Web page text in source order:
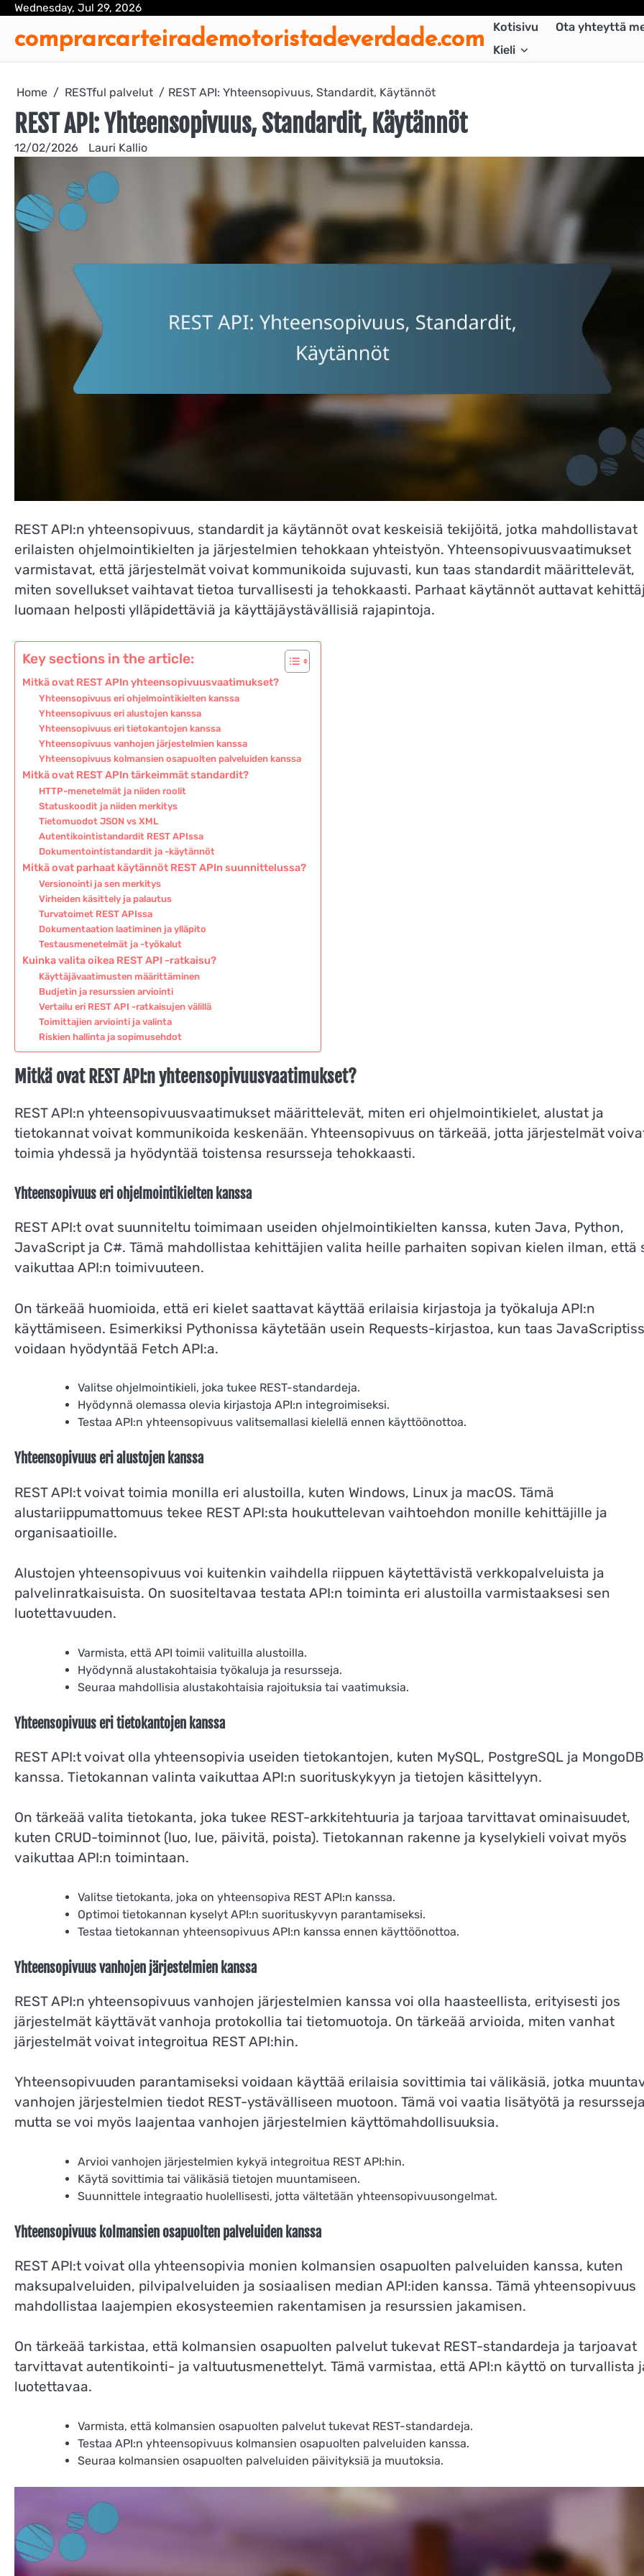
Skip
content
Wednesday, Jul 29, 2026
comprarcarteirademotoristadeverdade.com Kotisivu
Ota yhteyttä
Kieli
Home RESTful palvelut REST API: Yhteensopivuus, Standardit, Käytännöt
REST API: Yhteensopivuus, Standardit, Käytännöt
12/02/2026 Lauri Kallio
REST API:n yhteensopivuus, standardit ja käytännöt ovat keskeisiä tekijöitä, jotka mahdollistavat
erilaisten ohjelmointikielten ja järjestelmien tehokkaan yhteistyön. Yhteensopivuusvaatimukset
varmistavat, että järjestelmät voivat kommunikoida sujuvasti, kun taas standardit määrittelevät,
miten sovellukset vaihtavat tietoa turvallisesti ja tehokkaasti. Parhaat käytännöt auttavat
luomaan helposti ylläpidettäviä ja käyttäjäystävällisiä rajapintoja.
Key sections in the article:
Mitkä ovat REST APIn yhteensopivuusvaatimukset?
Yhteensopivuus eri ohjelmointikielten kanssa
Yhteensopivuus eri alustojen kanssa
Yhteensopivuus eri tietokantojen kanssa
Yhteensopivuus vanhojen järjestelmien kanssa
Yhteensopivuus kolmansien osapuolten palveluiden kanssa
Mitkä ovat REST APIn tärkeimmät standardit?
HTTP-menetelmät ja niiden roolit
Statuskoodit ja niiden merkitys
Tietomuodot JSON vs XML
Autentikointistandardit REST APIssa
Dokumentointistandardit ja -käytännöt
Mitkä ovat parhaat käytännöt REST APIn suunnittelussa?
Versionointi ja sen merkitys
Virheiden käsittely ja palautus
Turvatoimet REST APIssa
Dokumentaation laatiminen ja ylläpito
Testausmenetelmät ja -työkalut
Kuinka valita oikea REST API -ratkaisu?
Käyttäjävaatimusten määrittäminen
Budjetin ja resurssien arviointi
Vertailu eri REST API -ratkaisujen välillä
Toimittajien arviointi ja valinta
Riskien hallinta ja sopimusehdot
Mitkä ovat REST API:n yhteensopivuusvaatimukset?
REST API:n yhteensopivuusvaatimukset määrittelevät, miten eri ohjelmointikielet, alustat ja
tietokannat voivat kommunikoida keskenään. Yhteensopivuus on tärkeää, jotta järjestelmät
toimia yhdessä ja hyödyntää toistensa resursseja tehokkaasti.
Yhteensopivuus eri ohjelmointikielten kanssa
REST API:t ovat suunniteltu toimimaan useiden ohjelmointikielten kanssa, kuten Java, Python,
JavaScript ja C#. Tämä mahdollistaa kehittäjien valita heille parhaiten sopivan kielen ilman, että
vaikuttaa API:n toimivuuteen.
On tärkeää huomioida, että eri kielet saattavat käyttää erilaisia kirjastoja ja työkaluja API:n
käyttämiseen. Esimerkiksi Pythonissa käytetään usein Requests-kirjastoa, kun taas
voidaan hyödyntää Fetch API:a.
Valitse ohjelmointikieli, joka tukee REST-standardeja.
Hyödynnä olemassa olevia kirjastoja API:n integroimiseksi.
Testaa API:n yhteensopivuus valitsemallasi kielellä ennen käyttöönottoa.
Yhteensopivuus eri alustojen kanssa
REST API:t voivat toimia monilla eri alustoilla, kuten Windows, Linux ja macOS. Tämä
alustariippumattomuus tekee REST API:sta houkuttelevan vaihtoehdon monille kehittäjille ja
organisaatioille.
Alustojen yhteensopivuus voi kuitenkin vaihdella riippuen käytettävistä verkkopalveluista ja
palvelinratkaisuista. On suositeltavaa testata API:n toiminta eri alustoilla varmistaaksesi sen
luotettavuuden.
Varmista, että API toimii valituilla alustoilla.
Hyödynnä alustakohtaisia työkaluja ja resursseja.
Seuraa mahdollisia alustakohtaisia rajoituksia tai vaatimuksia.
Yhteensopivuus eri tietokantojen kanssa
REST API:t voivat olla yhteensopivia useiden tietokantojen, kuten MySQL, PostgreSQL ja
kanssa. Tietokannan valinta vaikuttaa API:n suorituskykyyn ja tietojen käsittelyyn.
On tärkeää valita tietokanta, joka tukee REST-arkkitehtuuria ja tarjoaa tarvittavat ominaisuudet,
kuten CRUD-toiminnot (luo, lue, päivitä, poista). Tietokannan rakenne ja kyselykieli voivat myös
vaikuttaa API:n toimintaan.
Valitse tietokanta, joka on yhteensopiva REST API:n kanssa.
Optimoi tietokannan kyselyt API:n suorituskyvyn parantamiseksi.
Testaa tietokannan yhteensopivuus API:n kanssa ennen käyttöönottoa.
Yhteensopivuus vanhojen järjestelmien kanssa
REST API:n yhteensopivuus vanhojen järjestelmien kanssa voi olla haasteellista, erityisesti jos
järjestelmät käyttävät vanhoja protokollia tai tietomuotoja. On tärkeää arvioida, miten vanhat
järjestelmät voivat integroitua REST API:hin.
Yhteensopivuuden parantamiseksi voidaan käyttää erilaisia sovittimia tai välikäsiä, jotka
vanhojen järjestelmien tiedot REST-ystävälliseen muotoon. Tämä voi vaatia lisätyötä ja
mutta se voi myös laajentaa vanhojen järjestelmien käyttömahdollisuuksia.
Arvioi vanhojen järjestelmien kykyä integroitua REST API:hin.
Käytä sovittimia tai välikäsiä tietojen muuntamiseen.
Suunnittele integraatio huolellisesti, jotta vältetään yhteensopivuusongelmat.
Yhteensopivuus kolmansien osapuolten palveluiden kanssa
REST API:t voivat olla yhteensopivia monien kolmansien osapuolten palveluiden kanssa, kuten
maksupalveluiden, pilvipalveluiden ja sosiaalisen median API:iden kanssa. Tämä yhteensopivuus
mahdollistaa laajempien ekosysteemien rakentamisen ja resurssien jakamisen.
On tärkeää tarkistaa, että kolmansien osapuolten palvelut tukevat REST-standardeja ja tarjoavat
tarvittavat autentikointi- ja valtuutusmenettelyt. Tämä varmistaa, että API:n käyttö on turvallista
luotettavaa.
Varmista, että kolmansien osapuolten palvelut tukevat REST-standardeja.
Testaa API:n yhteensopivuus kolmansien osapuolten palveluiden kanssa.
Seuraa kolmansien osapuolten palveluiden päivityksiä ja muutoksia.